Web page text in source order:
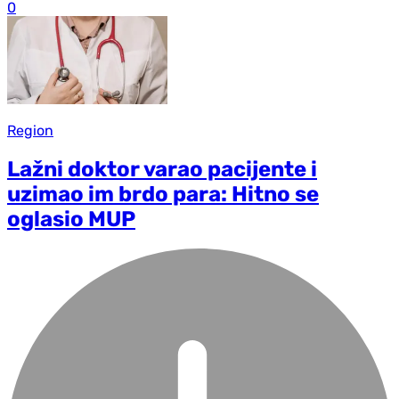
0
Region
Lažni doktor varao pacijente i
uzimao im brdo para: Hitno se
oglasio MUP